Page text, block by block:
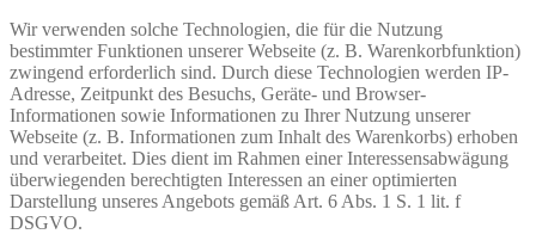
Wir verwenden solche Technologien, die für die Nutzung
bestimmter Funktionen unserer Webseite (z. B. Warenkorbfunktion)
zwingend erforderlich sind. Durch diese Technologien werden IP-
Adresse, Zeitpunkt des Besuchs, Geräte- und Browser-
Informationen sowie Informationen zu Ihrer Nutzung unserer
Webseite (z. B. Informationen zum Inhalt des Warenkorbs) erhoben
und verarbeitet. Dies dient im Rahmen einer Interessensabwägung
überwiegenden berechtigten Interessen an einer optimierten
Darstellung unseres Angebots gemäß Art. 6 Abs. 1 S. 1 lit. f
DSGVO.